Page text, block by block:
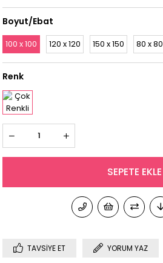
Boyut/Ebat
100 x 100 120 x 120 150 x 150 80 x 80
Renk
TAVSIYE ET YORUM YAZ